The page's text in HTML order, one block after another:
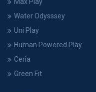
Water Odysssey
Uni Play
Human Powered Play
Ceria
Green Fit